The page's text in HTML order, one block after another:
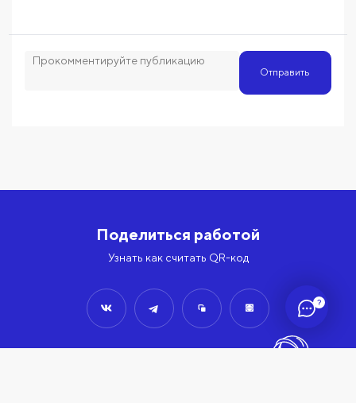
?
Отправить
Поделиться работой
Узнать как считать QR-код